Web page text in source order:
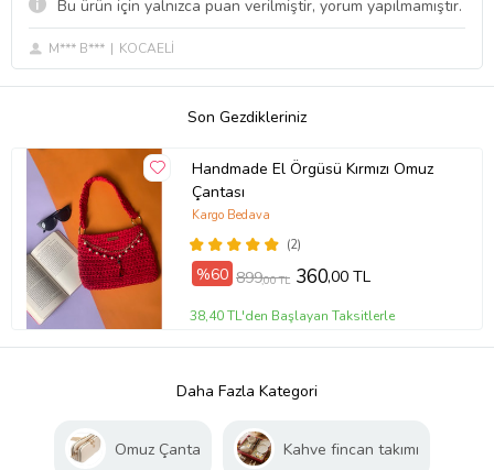
Bu ürün için yalnızca puan verilmiştir, yorum yapılmamıştır.
M*** B*** KOCAELİ
Son Gezdikleriniz
Handmade El Örgüsü Kırmızı Omuz
Çantası
(2)
Kargo Bedava
%60 899,00 TL 360,00 TL
38,40 TL'den Başlayan Taksitlerle
Daha Fazla Kategori
Omuz Çanta Kahve fincan takımı